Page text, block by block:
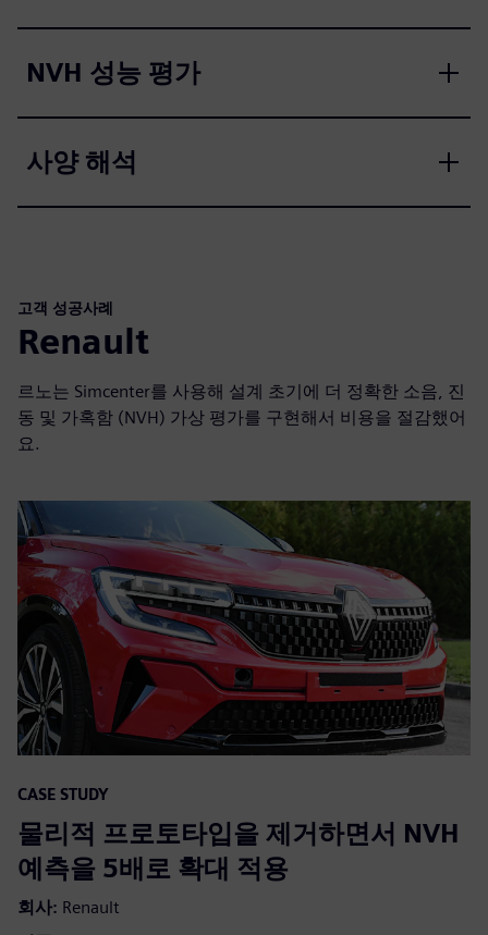
NVH 성능 평가
사양 해석
고객 성공사례
Renault
르노는 Simcenter를 사용해 설계 초기에 더 정확한 소음, 진
동 및 가혹함 (NVH) 가상 평가를 구현해서 비용을 절감했어
요.
CASE STUDY
물리적 프로토타입을 제거하면서 NVH
예측을 5배로 확대 적용
회사: Renault